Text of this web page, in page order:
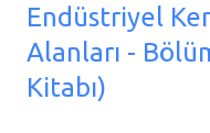
büyüterek 1984 yılında
bir fabrika kurdu. Dönemin
katıldığı törenle açılan
Endüstriyel
Alanları -
Kitabı)